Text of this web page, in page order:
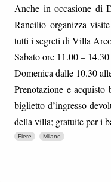
Anche in occasione di
Rancilio organizza
tutti i segreti di Villa
Sabato ore 11.00 –
Domenica dalle 10.30
Prenotazione e
biglietto d’ingresso
della villa; gratuite per i
Fiere Milano